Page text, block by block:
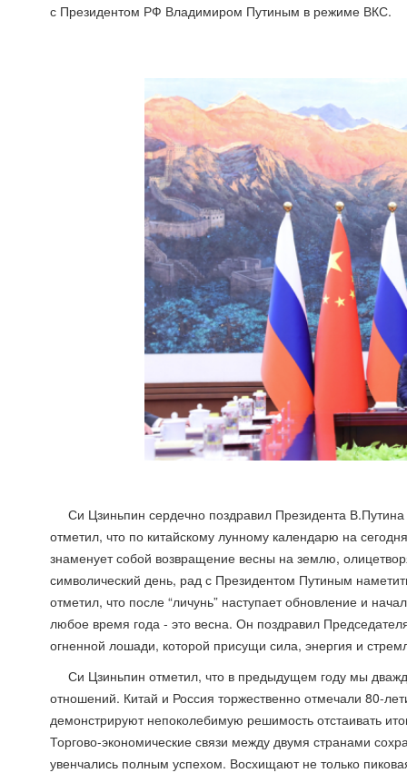
с Президентом РФ Владимиром Путиным в режиме ВКС.
Си Цзиньпин сердечно поздравил Президента
отметил, что по китайскому лунному календарю на
знаменует собой возвращение весны на землю,
символический день, рад с Президентом Путиным
отметил, что после “личунь” наступает обновление и
любое время года - это весна. Он поздравил
огненной лошади, которой присущи сила, энергия и
Си Цзиньпин отметил, что в предыдущем году мы
отношений. Китай и Россия торжественно отмечали 80-
демонстрируют непоколебимую решимость отстаивать
Торгово-экономические связи между двумя странами
увенчались полным успехом. Восхищают не только